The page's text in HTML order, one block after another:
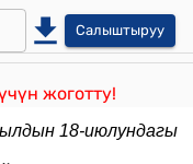
Салыштыруу
жоготту!